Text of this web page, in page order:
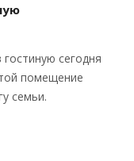
сегодня
помещение
семьи.